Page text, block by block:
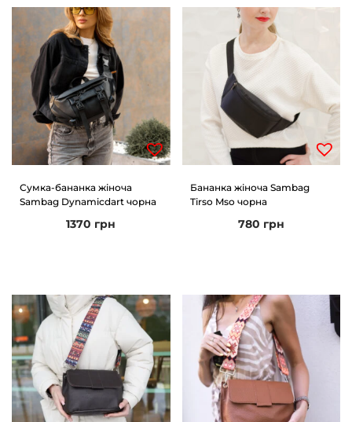
Сумка-бананка жіноча
Sambag Dynamicdart чорна
1370 грн
Бананка жіноча Sambag
Tirso Mso чорна
780 грн